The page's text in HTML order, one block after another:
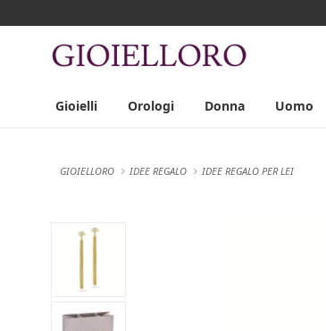
Gioielli Orologi Donna Uomo
GIOIELLORO IDEE REGALO IDEE REGALO PER LEI